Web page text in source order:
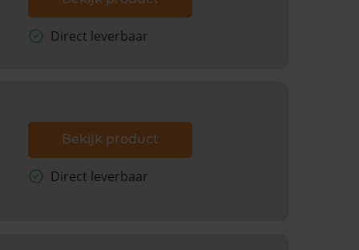
Direct leverbaar
Bekijk product
Direct leverbaar